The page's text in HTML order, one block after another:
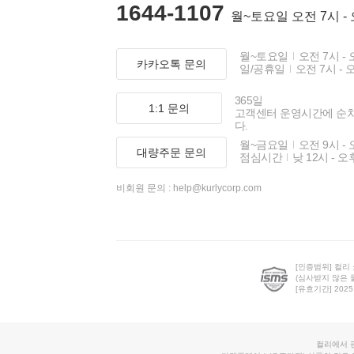
1644-1107 월~토요일 오전 7시 -
카카오톡 문의
월~토요일
오전 7시 -
일/공휴일
오전 7시 -
1:1 문의
365일
고객센터 운영시간에 순
다.
대량주문 문의
월~금요일
오전 9시 -
점심시간
낮 12시 - 오
비회원 문의 : help@kurlycorp.com
[인증범위] 컬리
(심사받지 않은
[유효기간]
컬리에서